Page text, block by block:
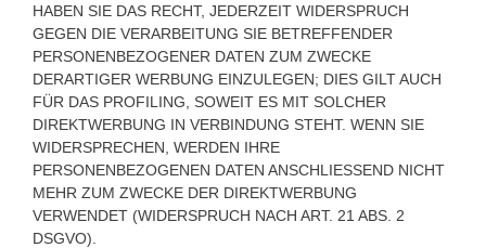
HABEN SIE DAS RECHT, JEDERZEIT WIDERSPRUCH
GEGEN DIE VERARBEITUNG SIE BETREFFENDER
PERSONENBEZOGENER DATEN ZUM ZWECKE
DERARTIGER WERBUNG EINZULEGEN; DIES GILT AUCH
FÜR DAS PROFILING, SOWEIT ES MIT SOLCHER
DIREKTWERBUNG IN VERBINDUNG STEHT. WENN SIE
WIDERSPRECHEN, WERDEN IHRE
PERSONENBEZOGENEN DATEN ANSCHLIESSEND NICHT
MEHR ZUM ZWECKE DER DIREKTWERBUNG
VERWENDET (WIDERSPRUCH NACH ART. 21 ABS. 2
DSGVO).